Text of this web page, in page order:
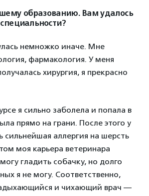
образованию. Вам удалось
немножко иначе. Мне
фармакология. У меня
хирургия, я прекрасно
я сильно заболела и попала в
прямо на грани. После этого у
сильнейшая аллергия на шерсть
моя карьера ветеринара
гладить собачку, но долго
я не могу. Соответственно,
и чихающий врач —